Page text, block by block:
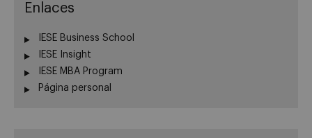
Enlaces
IESE Business School
IESE Insight
IESE MBA Program
Página personal